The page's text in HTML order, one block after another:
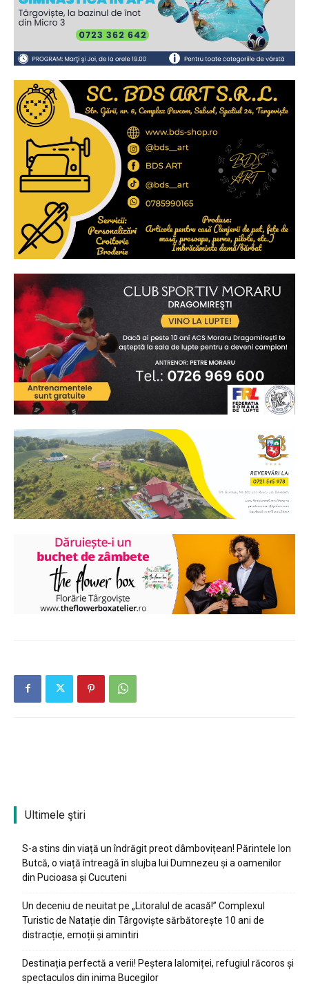
Ultimele ştiri
S-a stins din viață un îndrăgit preot dâmbovițean! Părintele Ion
Butcă, o viață întreagă în slujba lui Dumnezeu și a oamenilor
din Pucioasa și Cucuteni
Un deceniu de neuitat pe „Litoralul de acasă!” Complexul
Turistic de Natație din Târgoviște sărbătorește 10 ani de
distracție, emoții și amintiri
Destinația perfectă a verii! Peștera Ialomiței, refugiul răcoros și
spectaculos din inima Bucegilor